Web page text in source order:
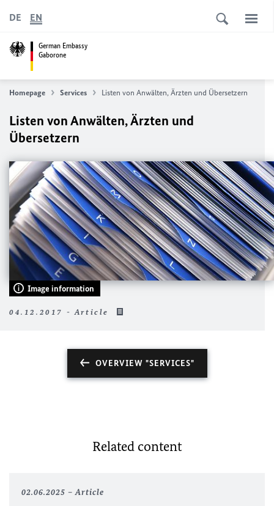
German Embassy
Gaborone
DE EN
Homepage Services Listen von Anwälten, Ärzten und Übersetzern
Listen von Anwälten, Ärzten und
Übersetzern
Image information
04.12.2017 - Article
OVERVIEW "SERVICES"
Related content
02.06.2025 Article